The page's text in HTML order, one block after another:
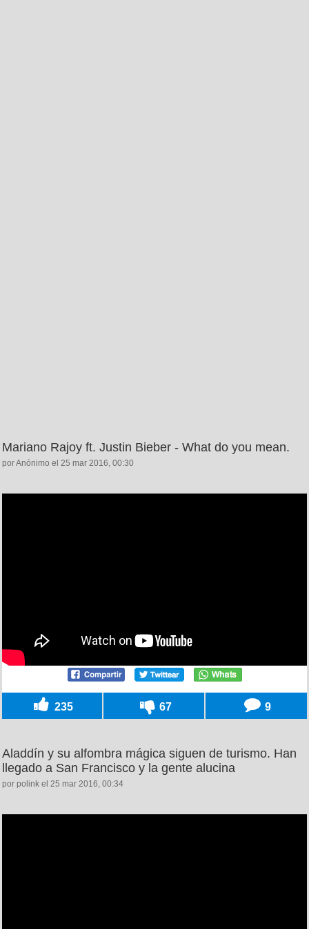
Mariano Rajoy ft. Justin Bieber - What do you mean.
por Anónimo el 25 mar 2016, 00:30
235 67 9
Aladdín y su alfombra mágica siguen de turismo. Han
llegado a San Francisco y la gente alucina
por polink el 25 mar 2016, 00:34